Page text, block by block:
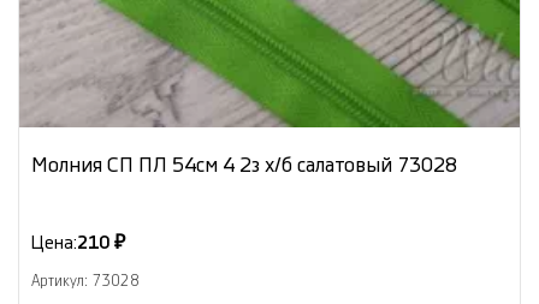
Молния СП ПЛ 54см 4 2з х/б салатовый 73028
Цена:210 ₽
Артикул: 73028